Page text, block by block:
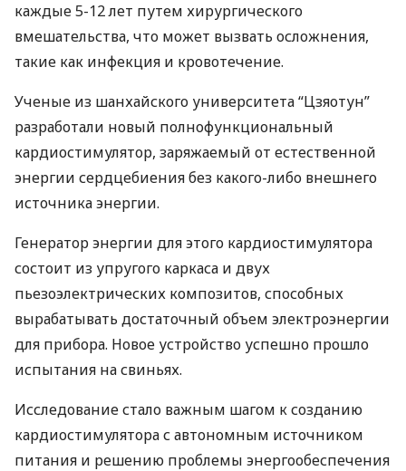
каждые 5-12 лет путем хирургического
вмешательства, что может вызвать осложнения,
такие как инфекция и кровотечение.
Ученые из шанхайского университета “Цзяотун”
разработали новый полнофункциональный
кардиостимулятор, заряжаемый от естественной
энергии сердцебиения без какого-либо внешнего
источника энергии.
Генератор энергии для этого кардиостимулятора
состоит из упругого каркаса и двух
пьезоэлектрических композитов, способных
вырабатывать достаточный объем электроэнергии
для прибора. Новое устройство успешно прошло
испытания на свиньях.
Исследование стало важным шагом к созданию
кардиостимулятора с автономным источником
питания и решению проблемы энергообеспечения